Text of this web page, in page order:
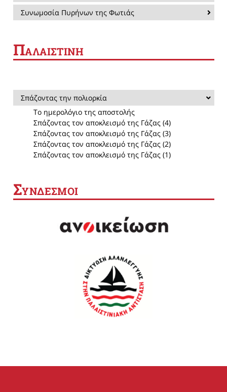
Συνωμοσία Πυρήνων της Φωτιάς
ΠΑΛΑΙΣΤΙΝΗ
Σπάζοντας την πολιορκία
Το ημερολόγιο της αποστολής
Σπάζοντας τον αποκλεισμό της Γάζας (4)
Σπάζοντας τον αποκλεισμό της Γάζας (3)
Σπάζοντας τον αποκλεισμό της Γάζας (2)
Σπάζοντας τον αποκλεισμό της Γάζας (1)
ΣΥΝΔΕΣΜΟΙ